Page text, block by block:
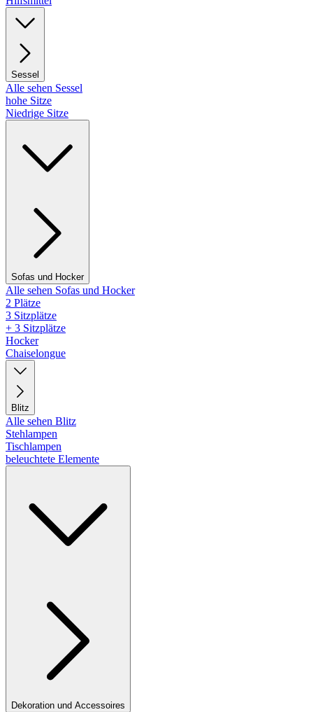
Sessel
Alle sehen Sessel
hohe Sitze
Niedrige Sitze
Sofas und Hocker
Alle sehen Sofas und Hocker
2 Plätze
3 Sitzplätze
+ 3 Sitzplätze
Hocker
Chaiselongue
Blitz
Alle sehen Blitz
Stehlampen
Tischlampen
beleuchtete Elemente
Dekoration und Accessoires